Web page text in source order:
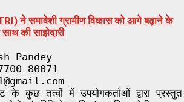
ने समावेशी ग्रामीण विकास को आगे बढ़ाने के
की साझेदारी
Pandey
80071
कुछ तत्वों में उपयोगकर्ताओं द्वारा प्रस्तुत